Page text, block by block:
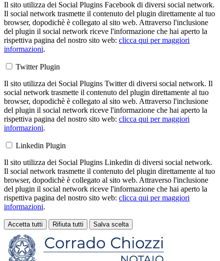
Il sito utilizza dei Social Plugins Facebook di diversi social network.
Il social network trasmette il contenuto del plugin direttamente al tuo
browser, dopodichè è collegato al sito web. Attraverso l'inclusione
del plugin il social network riceve l'informazione che hai aperto la
rispettiva pagina del nostro sito web: clicca qui per maggiori
informazioni.
Twitter Plugin
Il sito utilizza dei Social Plugins Twitter di diversi social network. Il
social network trasmette il contenuto del plugin direttamente al tuo
browser, dopodichè è collegato al sito web. Attraverso l'inclusione
del plugin il social network riceve l'informazione che hai aperto la
rispettiva pagina del nostro sito web: clicca qui per maggiori
informazioni.
Linkedin Plugin
Il sito utilizza dei Social Plugins Linkedin di diversi social network.
Il social network trasmette il contenuto del plugin direttamente al tuo
browser, dopodichè è collegato al sito web. Attraverso l'inclusione
del plugin il social network riceve l'informazione che hai aperto la
rispettiva pagina del nostro sito web: clicca qui per maggiori
informazioni.
Accetta tutti Rifiuta tutti Salva scelta
Loading...